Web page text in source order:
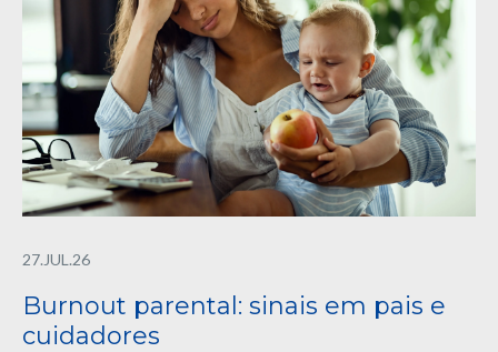
27.JUL.26
Burnout parental: sinais em pais e
cuidadores